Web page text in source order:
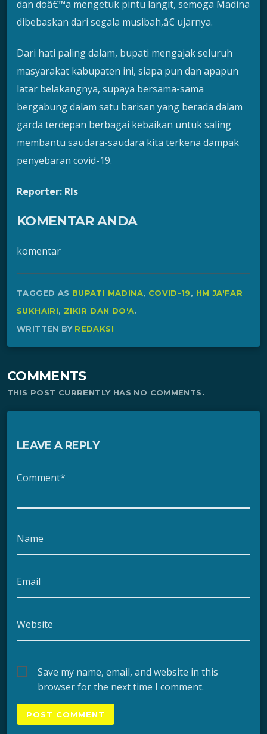
dan doâ€™a mengetuk pintu langit, semoga Madina
dibebaskan dari segala musibah,â€ ujarnya.
Dari hati paling dalam, bupati mengajak seluruh
masyarakat kabupaten ini, siapa pun dan apapun
latar belakangnya, supaya bersama-sama
bergabung dalam satu barisan yang berada dalam
garda terdepan berbagai kebaikan untuk saling
membantu saudara-saudara kita terkena dampak
penyebaran covid-19.
Reporter: Rls
KOMENTAR ANDA
komentar
TAGGED AS BUPATI MADINA, COVID-19, HM JA'FAR
SUKHAIRI, ZIKIR DAN DO'A.
WRITTEN BY REDAKSI
COMMENTS
THIS POST CURRENTLY HAS NO COMMENTS.
LEAVE A REPLY
Comment*
Name
Email
Website
Save my name, email, and website in this
browser for the next time I comment.